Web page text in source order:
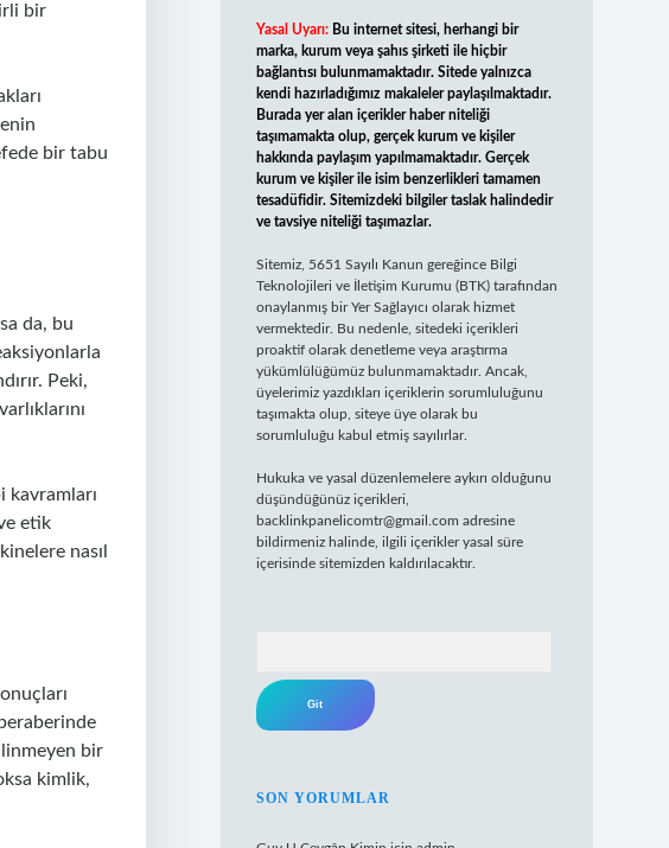
bir
bir tabu
da, bu
Peki,
kavramları
etik
nasıl
bir
kimlik,
Yasal Uyarı: Bu internet sitesi, herhangi bir
marka, kurum veya şahıs şirketi ile hiçbir
bağlantısı bulunmamaktadır. Sitede yalnızca
kendi hazırladığımız makaleler paylaşılmaktadır.
Burada yer alan içerikler haber niteliği
taşımamakta olup, gerçek kurum ve kişiler
hakkında paylaşım yapılmamaktadır. Gerçek
kurum ve kişiler ile isim benzerlikleri tamamen
tesadüfidir. Sitemizdeki bilgiler taslak halindedir
ve tavsiye niteliği taşımazlar.
Sitemiz, 5651 Sayılı Kanun gereğince Bilgi
Teknolojileri ve İletişim Kurumu (BTK) tarafından
onaylanmış bir Yer Sağlayıcı olarak hizmet
vermektedir. Bu nedenle, sitedeki içerikleri
proaktif olarak denetleme veya araştırma
yükümlülüğümüz bulunmamaktadır. Ancak,
üyelerimiz yazdıkları içeriklerin sorumluluğunu
taşımakta olup, siteye üye olarak bu
sorumluluğu kabul etmiş sayılırlar.
Hukuka ve yasal düzenlemelere aykırı olduğunu
düşündüğünüz içerikleri,
backlinkpanelicomtr@gmail.com adresine
bildirmeniz halinde, ilgili içerikler yasal süre
içerisinde sitemizden kaldırılacaktır.
SON YORUMLAR